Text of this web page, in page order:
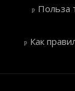
Польза
Как